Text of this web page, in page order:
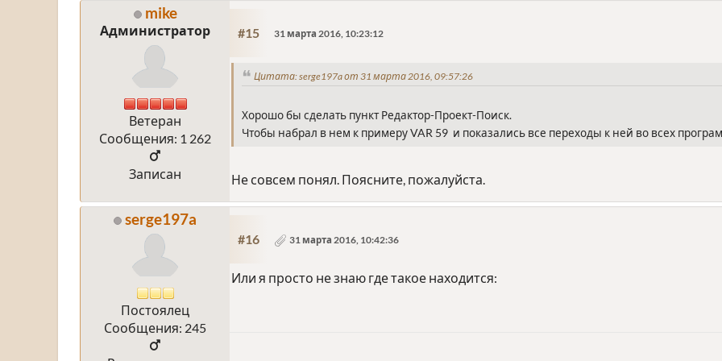
mike
Администратор
Ветеран
Сообщения: 1 262
Записан
#15 31 марта 2016, 10:23:12
Цитата: serge197a от 31 марта 2016, 09:57:26
Хорошо бы сделать пункт Редактор-Проект-Поиск.
Чтобы набрал в нем к примеру VAR 59 и показались все переходы к ней во всех
Не совсем понял. Поясните, пожалуйста.
serge197a
Постоялец
Сообщения: 245
#16 31 марта 2016, 10:42:36
Или я просто не знаю где такое находится: